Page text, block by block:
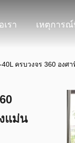
รา เหตุการ
ครบวงจร 360 อง
แม่น